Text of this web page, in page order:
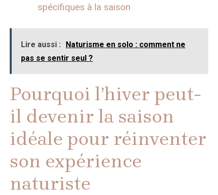
spécifiques à la saison
Lire aussi :
Naturisme en solo : comment ne
pas se sentir seul ?
Pourquoi l’hiver peut-
il devenir la saison
idéale pour réinventer
son expérience
naturiste